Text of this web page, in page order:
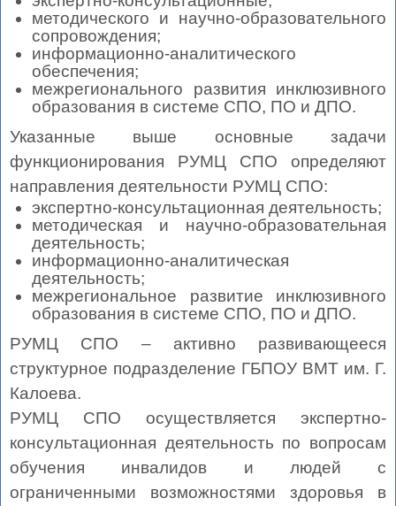
методического и научно-образовательного
сопровождения;
информационно-аналитического
обеспечения;
межрегионального развития инклюзивного
образования в системе СПО, ПО и ДПО.
Указанные выше основные задачи
функционирования РУМЦ СПО определяют
направления деятельности РУМЦ СПО:
экспертно-консультационная деятельность;
методическая и научно-образовательная
деятельность;
информационно-аналитическая
деятельность;
межрегиональное развитие инклюзивного
образования в системе СПО, ПО и ДПО.
РУМЦ СПО – активно развивающееся
структурное подразделение ГБПОУ ВМТ им. Г.
Калоева.
РУМЦ СПО осуществляется экспертно-
консультационная деятельность по вопросам
обучения инвалидов и людей с
ограниченными возможностями здоровья в